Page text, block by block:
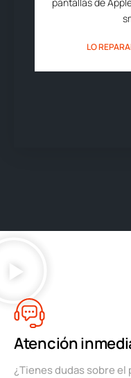
LO
Atención
¿Tienes dudas sobre el